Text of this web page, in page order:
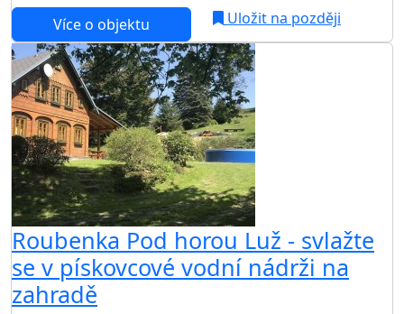
Více o objektu Uložit na později
Roubenka Pod horou Luž - svlažte
se v pískovcové vodní nádrži na
zahradě